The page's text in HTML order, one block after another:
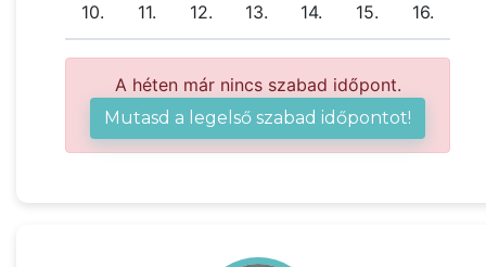
10.
11.
12.
13.
14.
15.
16.
A héten már nincs szabad időpont.
Mutasd a legelső szabad időpontot!